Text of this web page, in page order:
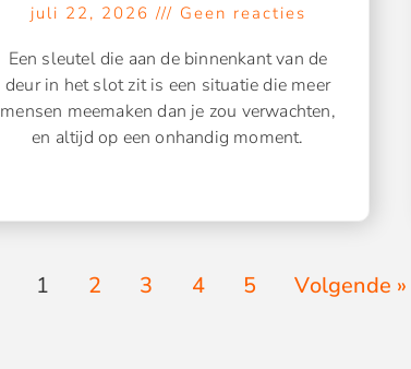
juli 22, 2026 Geen reacties
Een sleutel die aan de binnenkant van de
deur in het slot zit is een situatie die meer
mensen meemaken dan je zou verwachten,
en altijd op een onhandig moment.
1 2 3 4 5 Volgende »